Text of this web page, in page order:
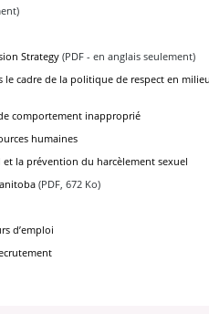
Strategy (PDF - en anglais seulement)
le cadre de la politique de respect en
comportement inapproprié
humaines
la prévention du harcèlement sexuel
(PDF, 672 Ko)
d’emploi